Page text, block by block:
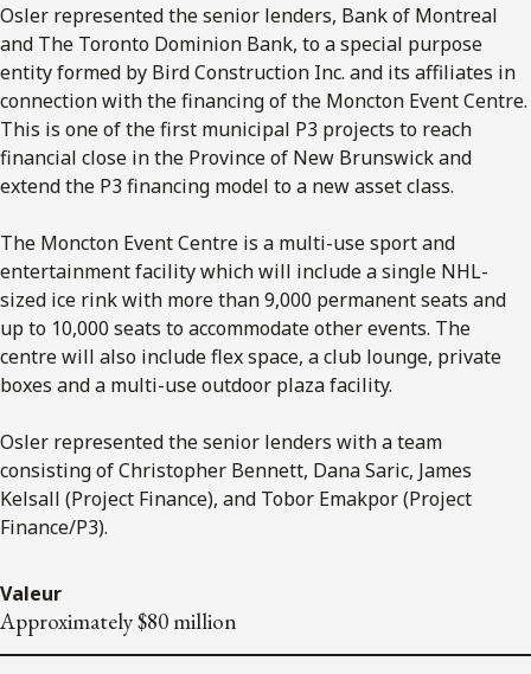
Osler represented the senior lenders, Bank of Montreal
and The Toronto Dominion Bank, to a special purpose
entity formed by Bird Construction Inc. and its affiliates in
connection with the financing of the Moncton Event Centre.
This is one of the first municipal P3 projects to reach
financial close in the Province of New Brunswick and
extend the P3 financing model to a new asset class.
The Moncton Event Centre is a multi-use sport and
entertainment facility which will include a single NHL-
sized ice rink with more than 9,000 permanent seats and
up to 10,000 seats to accommodate other events. The
centre will also include flex space, a club lounge, private
boxes and a multi-use outdoor plaza facility.
Osler represented the senior lenders with a team
consisting of Christopher Bennett, Dana Saric, James
Kelsall (Project Finance), and Tobor Emakpor (Project
Finance/P3).
Valeur
Approximately $80 million